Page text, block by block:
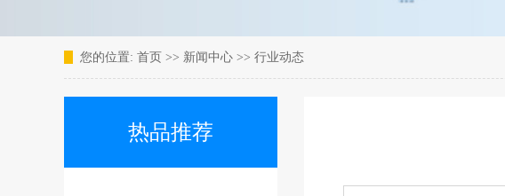
您的位置: 首页 >> 新闻中心 >> 行业动态
热品推荐